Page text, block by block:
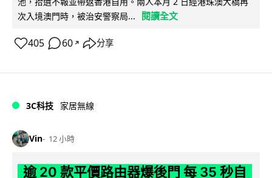
次入境澳門時，被治安警察局...
閱讀全文
405 60 ↗ 分享
3C科技 家居無線
Vin 12 小時
逾 20 款平價路由器爆後門 每 35 秒自